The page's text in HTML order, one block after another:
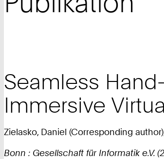
Seamless
Immersive
Zielasko, Daniel (Corresponding
Bonn : Gesellschaft für Informatik e.V.